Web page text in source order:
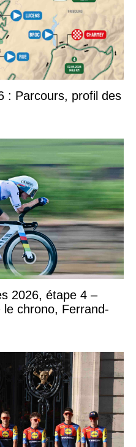
: Parcours, profil des
2026, étape 4 –
chrono, Ferrand-